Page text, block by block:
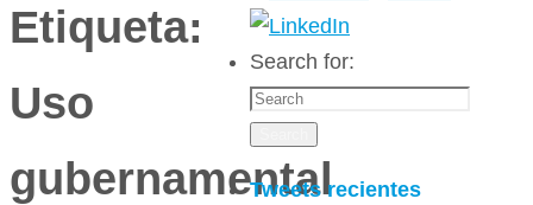
Etiqueta:
Uso
gubernamental
Search for:
Tweets recientes